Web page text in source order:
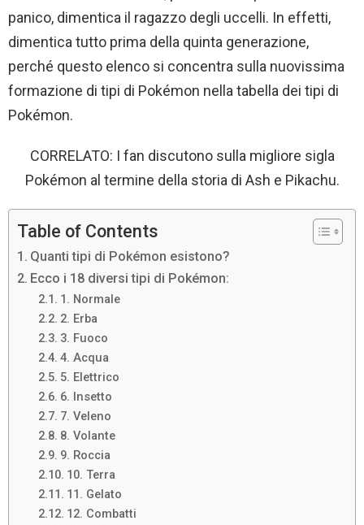
panico, dimentica il ragazzo degli uccelli. In effetti,
dimentica tutto prima della quinta generazione,
perché questo elenco si concentra sulla nuovissima
formazione di tipi di Pokémon nella tabella dei tipi di
Pokémon.
CORRELATO: I fan discutono sulla migliore sigla
Pokémon al termine della storia di Ash e Pikachu.
Table of Contents
Quanti tipi di Pokémon esistono?
Ecco i 18 diversi tipi di Pokémon:
1. Normale
2. Erba
3. Fuoco
4. Acqua
5. Elettrico
6. Insetto
7. Veleno
8. Volante
9. Roccia
10. Terra
11. Gelato
12. Combatti